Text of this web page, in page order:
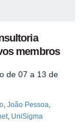
membros
de 07 a 13 de
, João Pessoa,
, UniSigma